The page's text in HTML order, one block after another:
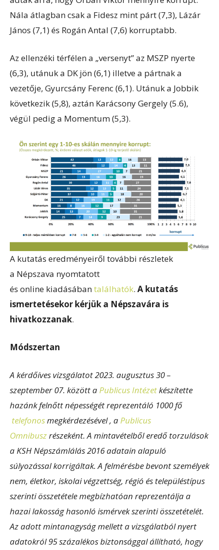
Nála átlagban csak a Fidesz mint párt (7,3), Lázár
János (7,1) és Rogán Antal (7,6) korruptabb.
Az ellenzéki térfélen a „versenyt” az MSZP nyerte
(6,3), utánuk a DK jön (6,1) illetve a pártnak a
vezetője, Gyurcsány Ferenc (6,1). Utánuk a Jobbik
következik (5,8), aztán Karácsony Gergely (5.6),
végül pedig a Momentum (5,3).
A kutatás eredményeiről további részletek
a Népszava nyomtatott
és online kiadásábantalálhatók. A kutatás
ismertetésekor kérjük a Népszavára is
hivatkozzanak.
Módszertan
A kérdőíves vizsgálatot 2023. augusztus 30 –
szeptember 07. között a Publicus Intézetkészítette
hazánk felnőtt népességét reprezentáló 1000 fő
telefonosmegkérdezésével , a Publicus
Omnibuszrészeként. A mintavételből eredő torzulások
a KSH Népszámlálás 2016 adatain alapuló
súlyozással korrigáltak. A felmérésbe bevont személyek
nem, életkor, iskolai végzettség, régió és településtípus
szerinti összetétele megbízhatóan reprezentálja a
hazai lakosság hasonló ismérvek szerinti összetételét.
Az adott mintanagyság mellett a vizsgálatból nyert
adatokról 95 százalékos biztonsággal állítható, hogy